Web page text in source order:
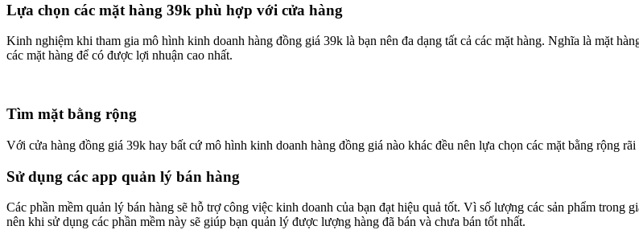
Lựa chọn các mặt hàng 39k phù hợp với cửa hàng
Kinh nghiệm khi tham gia mô hình kinh doanh hàng đồng giá 39k là bạn nên đa dạng tất cả các mặt hàng. Nghĩa là mặt
các mặt hàng để có được lợi nhuận cao nhất.
Tìm mặt bằng rộng
Với cửa hàng đồng giá 39k hay bất cứ mô hình kinh doanh hàng đồng giá nào khác đều nên lựa chọn các mặt bằng rộng
Sử dụng các app quản lý bán hàng
Các phần mềm quản lý bán hàng sẽ hỗ trợ công việc kinh doanh của bạn đạt hiệu quả tốt. Vì số lượng các sản phẩm trong
nên khi sử dụng các phần mềm này sẽ giúp bạn quản lý được lượng hàng đã bán và chưa bán tốt nhất.